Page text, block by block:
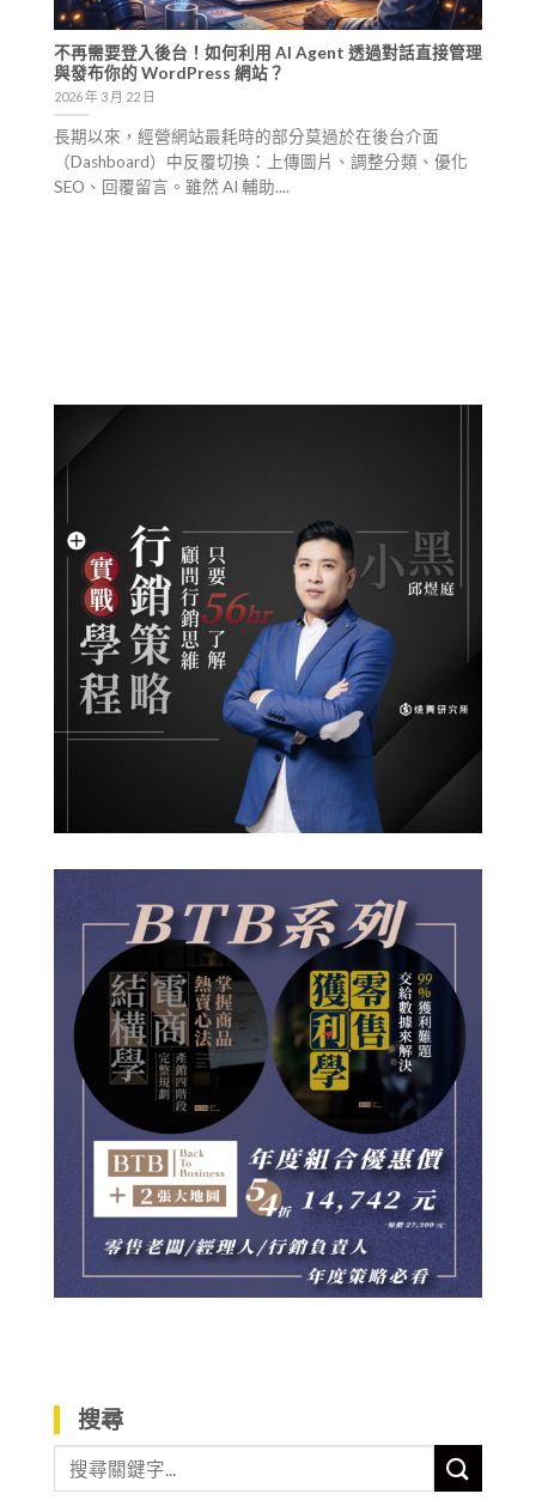
不再需要登入後台！如何利用 AI Agent 透過對話直接管理
與發布你的 WordPress 網站？
2026 年 3 月 22 日
長期以來，經營網站最耗時的部分莫過於在後台介面
（Dashboard）中反覆切換：上傳圖片、調整分類、優化
SEO、回覆留言。雖然 AI 輔助....
搜尋